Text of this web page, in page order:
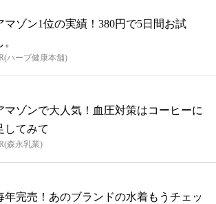
マゾン1位の実績！380円で5日間お試
。
ハーブ健康本舗)
マゾンで大人気！血圧対策はコーヒーに
してみて
森永乳業)
年完売！あのブランドの水着もうチェッ